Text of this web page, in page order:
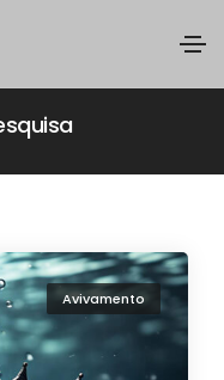
Avivamento